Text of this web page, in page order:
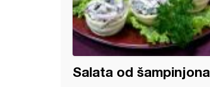
Salata od šampinjona